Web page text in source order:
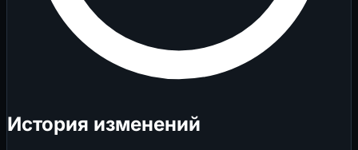
История изменений